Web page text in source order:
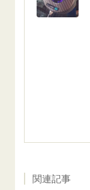
関連記事